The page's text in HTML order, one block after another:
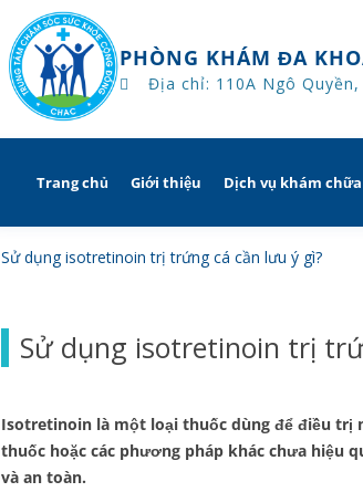
PHÒNG KHÁM ĐA
Địa chỉ: 110A Ngô Quyền,
Skip
Trang chủ Giới thiệu
Quyền và trách nhiệm của
Bác sĩ
Dịch vụ khám
Khám gì ở CHAC
Sử dụng isotretinoin trị trứng cá cần lưu ý gì?
Sử dụng isotretinoin trị
Isotretinoin là một loại thuốc dùng để điều trị
thuốc hoặc các phương pháp khác chưa hiệu
và an toàn.